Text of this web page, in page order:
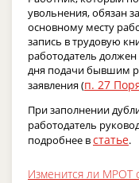
увольнения, обязан
основному месту
запись в трудовую
работодатель
дня подачи бывшим
заявления (п. 27
При заполнении
работодатель
подробнее встатье.
Изменится ли МРОТ